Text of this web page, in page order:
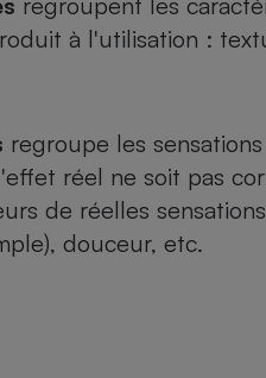
à l'utilisation :
regroupe les
réel ne soit pas
de réelles
douceur, etc.
alimentaire
Assurance
Internet
Mutuelle